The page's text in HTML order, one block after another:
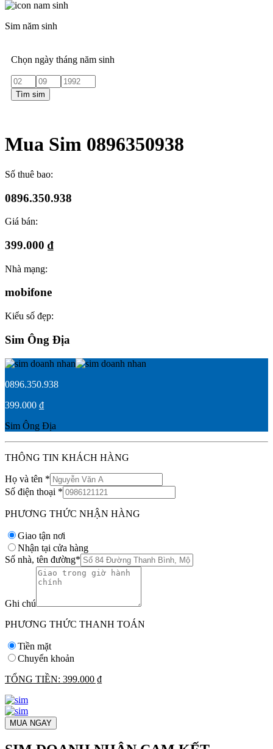
Sim năm sinh
Chọn ngày tháng năm sinh
Tìm sim
Mua Sim 0896350938
Số thuê bao:
0896.350.938
Giá bán:
399.000 ₫
Nhà mạng:
mobifone
Kiểu số đẹp:
Sim Ông Địa
0896.350.938
399.000 ₫
Sim Ông Địa
THÔNG TIN KHÁCH HÀNG
Họ và tên *
Số điện thoại *
PHƯƠNG THỨC NHẬN HÀNG
Giao tận nơi
Nhận tại cửa hàng
Số nhà, tên đường*
Ghi chú
PHƯƠNG THỨC THANH TOÁN
Tiền mặt
Chuyển khoản
TỔNG TIỀN: 399.000 ₫
MUA NGAY